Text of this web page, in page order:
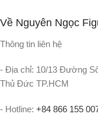
Về Nguyên Ngọc
Thông tin liên hệ
- Địa chỉ: 10/13 Đường
Thủ Đức TP.HCM
- Hotline: +84 866 155